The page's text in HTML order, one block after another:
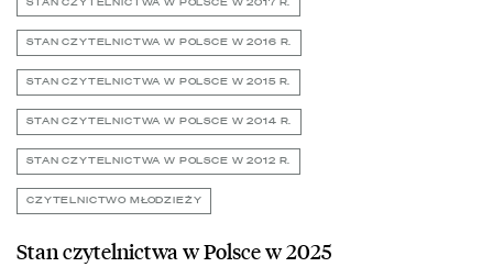
STAN CZYTELNICTWA W POLSCE W 2017 R.
STAN CZYTELNICTWA W POLSCE W 2016 R.
STAN CZYTELNICTWA W POLSCE W 2015 R.
STAN CZYTELNICTWA W POLSCE W 2014 R.
STAN CZYTELNICTWA W POLSCE W 2012 R.
CZYTELNICTWO MŁODZIEŻY
Stan czytelnictwa w Polsce w 2025